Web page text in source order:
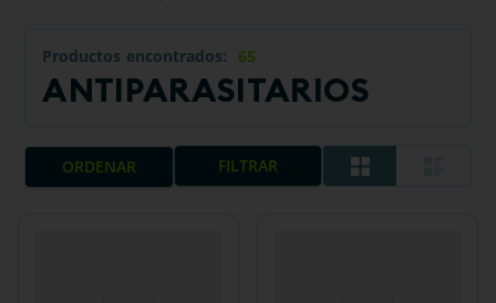
65
Productos
ANTIPARASITARIOS
FILTRAR